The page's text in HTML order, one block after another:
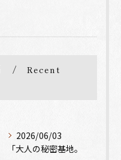
Recent
2026/06/03
「大人の秘密基地。